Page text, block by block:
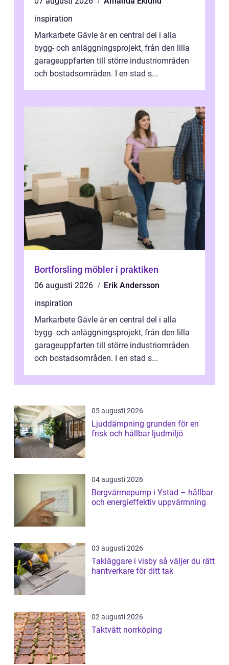
inspiration
Markarbete Gävle är en central del i alla
bygg- och anläggningsprojekt, från den lilla
garageuppfarten till större industriområden
och bostadsområden. I en stad s...
Bortforsling möbler i praktiken
06 augusti 2026
Erik Andersson
inspiration
Markarbete Gävle är en central del i alla
bygg- och anläggningsprojekt, från den lilla
garageuppfarten till större industriområden
och bostadsområden. I en stad s...
05 augusti 2026
Ljuddämpning grunden för en
frisk och hållbar ljudmiljö
04 augusti 2026
Bergvärmepump i Ystad – hållbar
och energieffektiv uppvärmning
03 augusti 2026
Takläggare i visby så väljer du rätt
hantverkare för ditt tak
02 augusti 2026
Taktvätt norrköping